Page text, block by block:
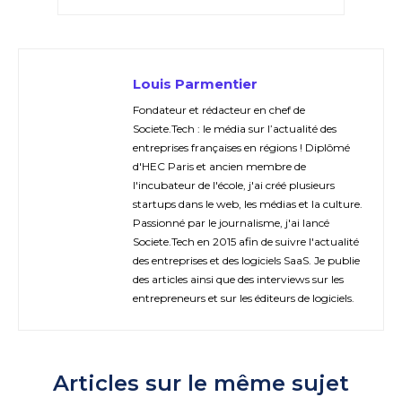
Louis Parmentier
Fondateur et rédacteur en chef de
Societe.Tech : le média sur l’actualité des
entreprises françaises en régions ! Diplômé
d'HEC Paris et ancien membre de
l'incubateur de l'école, j'ai créé plusieurs
startups dans le web, les médias et la culture.
Passionné par le journalisme, j'ai lancé
Societe.Tech en 2015 afin de suivre l'actualité
des entreprises et des logiciels SaaS. Je publie
des articles ainsi que des interviews sur les
entrepreneurs et sur les éditeurs de logiciels.
Articles sur le même sujet